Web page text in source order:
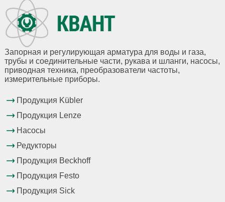
Запорная и регулирующая арматура для воды и газа,
трубы и соединительные части, рукава и шланги, насосы,
приводная техника, преобразователи частоты,
измерительные приборы.
Продукция Kübler
Продукция Lenze
Насосы
Редукторы
Продукция Beckhoff
Продукция Festo
Продукция Sick